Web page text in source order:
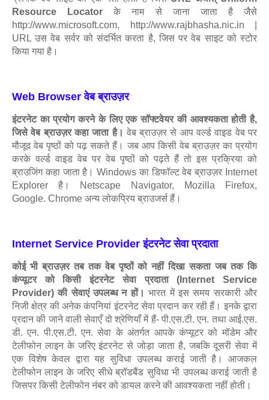
Resource Locator के नाम से जाना जाता है जैसे
http://www.microsoft.com, http://www.rajbhasha.nic.in |
URL उस वेब सर्वर को संदर्भित करता है, जिस पर वेब साइट को स्टोर
किया गया है।
Web Browser वेब ब्राउज़र
इंटरनेट का प्रयोग करने के लिए एक सॉफ्टवेयर की आवश्यकता होती है,
जिसे वेब ब्राउज़र कहा जाता है। वेब ब्राउज़र से आप वर्ल्ड वाइड वेब पर
मौजूद वेब पृष्ठों को पढ़ सकते हैं। जब आप किसी वेब ब्राउज़र का प्रयोग
करके वर्ल्ड वाइड वेब पर वेब पृष्ठों को पढ़ते हैं तो इस प्रक्रिया को
ब्राउजिंग कहा जाता है। Windows का डिफॉल्ट वेब ब्राउज़र Internet
Explorer है। Netscape Navigator, Mozilla Firefox,
Google. Chrome अन्य लोकप्रिय ब्राउजर्स हैं।
Internet Service Provider इंटरनेट सेवा प्रदाता
कोई भी ब्राउज़र तब तक वेब पृष्ठों को नहीं दिखा सकता जब तक कि
कंप्यूटर को किसी इंटरनेट सेवा प्रदाता (Internet Service
Provider) की सेवाएं उपलब्ध न हों। भारत में इस समय सरकारी और
निजी क्षेत्र की अनेक कंपनियां इंटरनेट सेवा प्रदान कर रही हैं। इनके द्वारा
प्रदान की जाने वाली सेवाएँ दो श्रेणियाँ में हैं- पी.एस.टी. एन. तथा आई.एस.
डी. एन. पी.एस.टी. एन. सेवा के अंतर्गत आपके कंप्यूटर को मॉडेम और
टेलीफोन लाइन के जरिए इंटरनेट से जोड़ा जाता है, जबकि दूसरी सेवा में
एक विशेष केवल द्वारा यह सुविधा उपलब्ध कराई जाती है। आजकल
टेलीफोन लाइन के जरिए सीधे ब्रॉडबैंड सुविधा भी उपलब्ध कराई जाती है
जिसपर किसी टेलीफोन नंबर को डायल करने की आवश्यकता नहीं होती।